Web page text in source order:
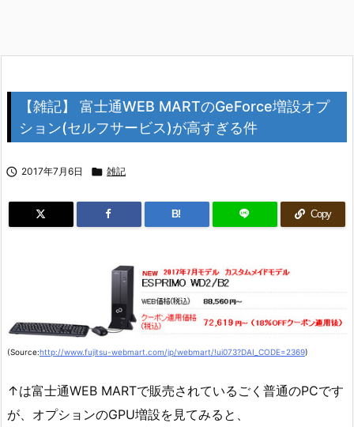
【雑記】 富士通WEB MARTのGeForce増設オプ
ション(セルフサービス)が高すぎる件
 2017年7月6日  雑記
B! Copy
(Source:http://www.fujitsu-webmart.com/jp/webmart/!ui073?DAI_CODE=2369)
↑は富士通WEB MARTで販売されているごく普通のPCです
が、オプションのGPU増設を見てみると、